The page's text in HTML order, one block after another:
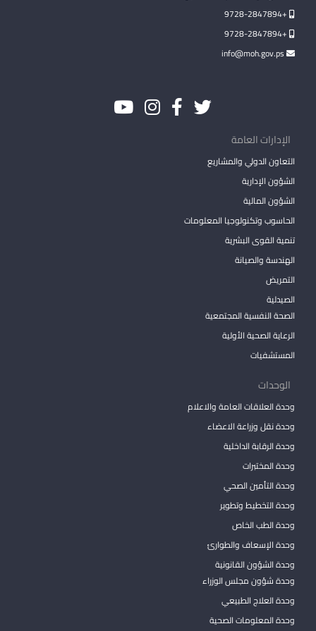
+9728-2847894
+9728-2847894
الإدارات العامة
التعاون الدولي والمشاريع
الشؤون الإدارية
الشؤون المالية
الحاسوب وتكنولوجيا المعلومات
تنمية القوى البشرية
الهندسة والصيانة
التمريض
الصيدلية
الصحة النفسية المجتمعية
الرعاية الصحية الأولية
المستشفيات
الوحدات
وحدة العلاقات العامة والاعلام
وحدة نقل وزراعة الاعضاء
وحدة الرقابة الداخلية
وحدة المختبرات
وحدة التأمين الصحي
وحدة التخطيط وتطوير
وحدة الطب الخاص
وحدة الإسعاف والطوارئ
وحدة الشؤون القانونية
وحدة شؤون مجلس الوزراء
وحدة العلاج الطبيعي
وحدة المعلومات الصحية